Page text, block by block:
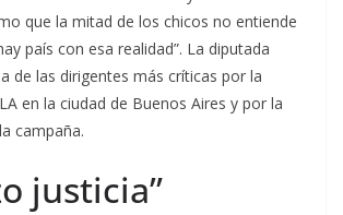
que la mitad de los chicos no entiende
país con esa realidad”. La diputada
de las dirigentes más críticas por la
en la ciudad de Buenos Aires y por la
campaña.
justicia”